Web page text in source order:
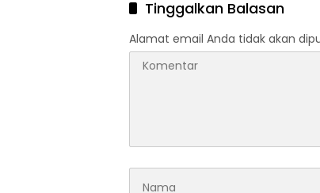
Tinggalkan Balasan
Alamat email Anda tidak akan